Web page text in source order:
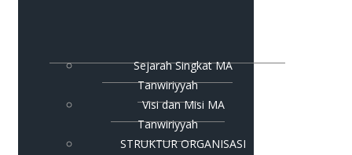
Sejarah Singkat MA
Tanwiriyyah
Visi dan Misi MA
Tanwiriyyah
STRUKTUR ORGANISASI